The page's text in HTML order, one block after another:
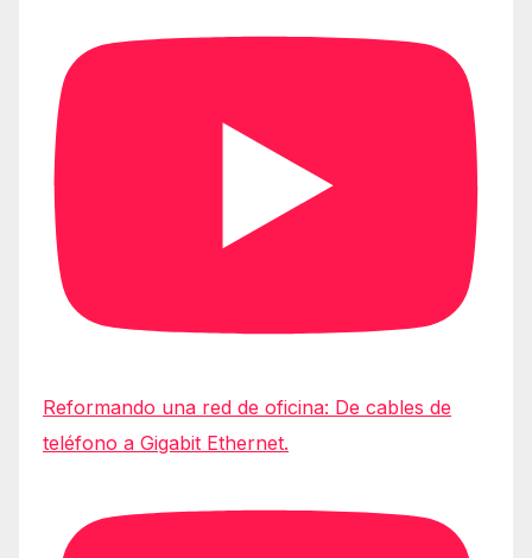
Reformando una red de oficina: De cables de
teléfono a Gigabit Ethernet.